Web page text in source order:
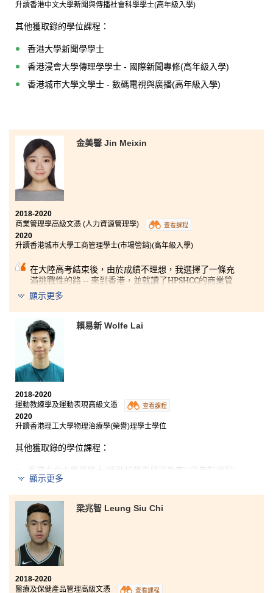
升讀香港中文大學新聞與傳播社會科學學士(高年級入學)
其他獲取錄的學位課程：
香港大學新聞學學士
香港浸會大學傳理學學士 - 國際新聞專修(高年級入學)
香港城市大學文學士 - 數碼電視與廣播(高年級入學)
金美馨 Jin Meixin
2018-2020
商業管理學高級文憑 (人力資源管理學)
查看課程
2020
升讀香港城市大學工商管理學士(市場營銷)(高年級入學)
在大陸高考結束後，由於成績不理想，我選擇了一條充
滿挑戰性的路 -- 來到香港，並就讀了HPSHCC的商業管
理學高級文憑課程。事實證明，我選擇了一條正確的
路，目前我已經達成入讀大學的目標，而這個目標對於
兩年前的我來說是遙不可及的夢。這大部分歸功於
HPSHCC各科老師的悉心教導和熱心指引，老師們總是
不勝其煩地盡他們所能幫助我們解決學術方面的疑難，
還有學生發展資源中心的輔導員們的無微不至，無論是
學術方面或生活方面煩惱，他們都很關注。所有的事情
成就了現在的我，很感謝書院給我實現目標的機會和平
台！
顯示更多
賴易新 Wolfe Lai
2018-2020
運動教練學及運動表現高級文憑
查看課程
2020
升讀香港理工大學物理治療學(榮譽)理學士學位
其他獲取錄的學位課程：
香港中文大學理學士(運動科學與健康教育)(兩年制課程)
這兩年在HPSHCC的校園生活很有意義，充滿了很多我
與老師們及同學們的美好回憶。我盡了最大的努力去達
到我的目標，不論在學業或是運動方面，努力總會有回
報，世上充滿着機遇，但總要靠自己去捉緊。
顯示更多
梁兆智 Leung Siu Chi
2018-2020
醫療及保健產品管理高級文憑
查看課程